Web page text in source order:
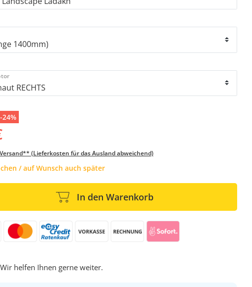
-24%
(Lieferkosten für das Ausland abweichend)
/ auf Wunsch auch später
In den Warenkorb
helfen Ihnen gerne weiter.